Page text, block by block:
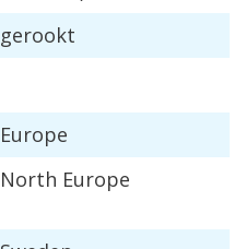
gerookt
Europe
North Europe